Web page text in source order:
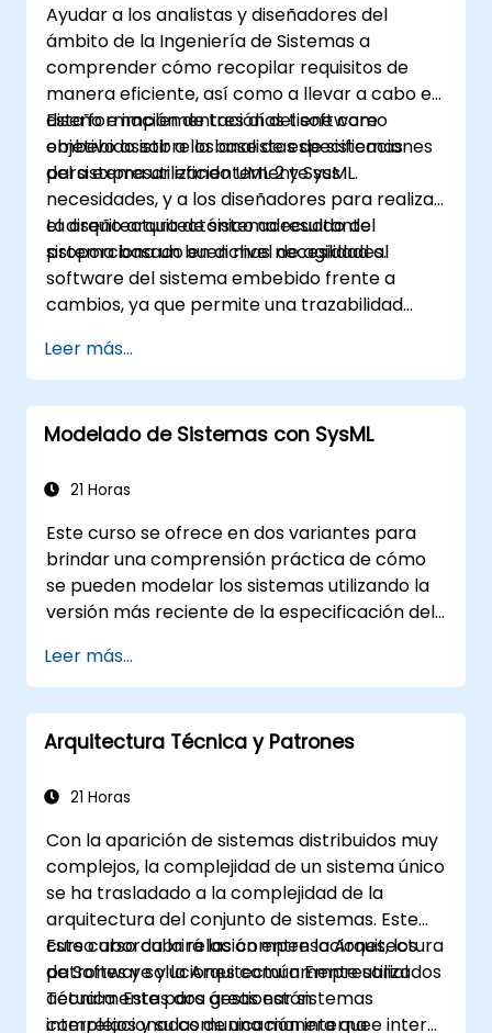
Ayudar a los analistas y diseñadores del
ámbito de la Ingeniería de Sistemas a
comprender cómo recopilar requisitos de
manera eficiente, así como a llevar a cabo el
diseño e implementación del software
embebido sobre la base de especificaciones
del sistema utilizando UML 2 y SysML.
Esta formación de tres días tiene como
objetivo asistir a los analistas de sistemas
para expresar eficientemente sus
necesidades, y a los diseñadores para realizar
el diseño arquitectónico adecuado del
sistema basado en dichas necesidades.
La arquitectura de sistema resultante
proporciona un buen nivel de agilidad al
software del sistema embebido frente a
cambios, ya que permite una trazabilidad
encapsuladas en las funciones del sistema y
las decisiones de uso (casos de uso) de los
usuarios finales hasta el nivel de
implementación del software.
Leer más...
Modelado de Sistemas con SysML
21 Horas
Este curso se ofrece en dos variantes para
brindar una comprensión práctica de cómo
se pueden modelar los sistemas utilizando la
versión más reciente de la especificación del
del OMG. La notación y la semántica
subyacente de SysML se explican de manera
que permitan a los estudiantes aplicar lo
aprendido a cualquier método o herramienta
Leer más...
Arquitectura Técnica y Patrones
21 Horas
Con la aparición de sistemas distribuidos muy
complejos, la complejidad de un sistema único
se ha trasladado a la complejidad de la
arquitectura del conjunto de sistemas. Este
curso aborda la relación entre la Arquitectura
de Software y la Arquitectura Empresarial
Técnica. Estas dos áreas están
interrelacionadas de una manera que
Este curso cubrirá las compensaciones, los
patrones y soluciones comúnmente utilizados
actualmente para gestionar sistemas
complejos y su comunicación interna e inter-